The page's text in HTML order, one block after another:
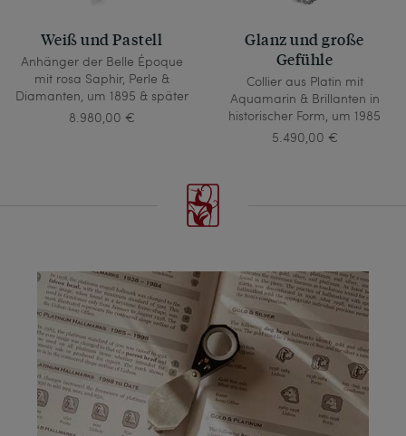
Weiß und Pastell
Anhänger der Belle Époque
mit rosa Saphir, Perle &
Diamanten, um 1895 & später
8.980,00 €
Glanz und große
Gefühle
Collier aus Platin mit
Aquamarin & Brillanten in
historischer Form, um 1985
5.490,00 €